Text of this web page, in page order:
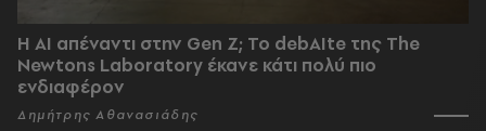
Η AI απέναντι στην Gen Z; Το debAIte της The
Newtons Laboratory έκανε κάτι πολύ πιο
ενδιαφέρον
Δημήτρης Αθανασιάδης